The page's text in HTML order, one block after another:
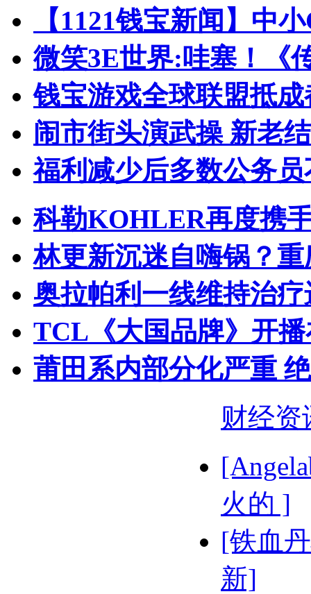
【1121钱宝新闻】中
微笑3E世界:哇塞！《
钱宝游戏全球联盟抵
闹市街头演武操 新老
福利减少后多数公务
科勒KOHLER再度携
林更新沉迷自嗨锅？
奥拉帕利一线维持治
TCL《大国品牌》开
莆田系内部分化严重
财经资
火的 ]
[铁血
新]